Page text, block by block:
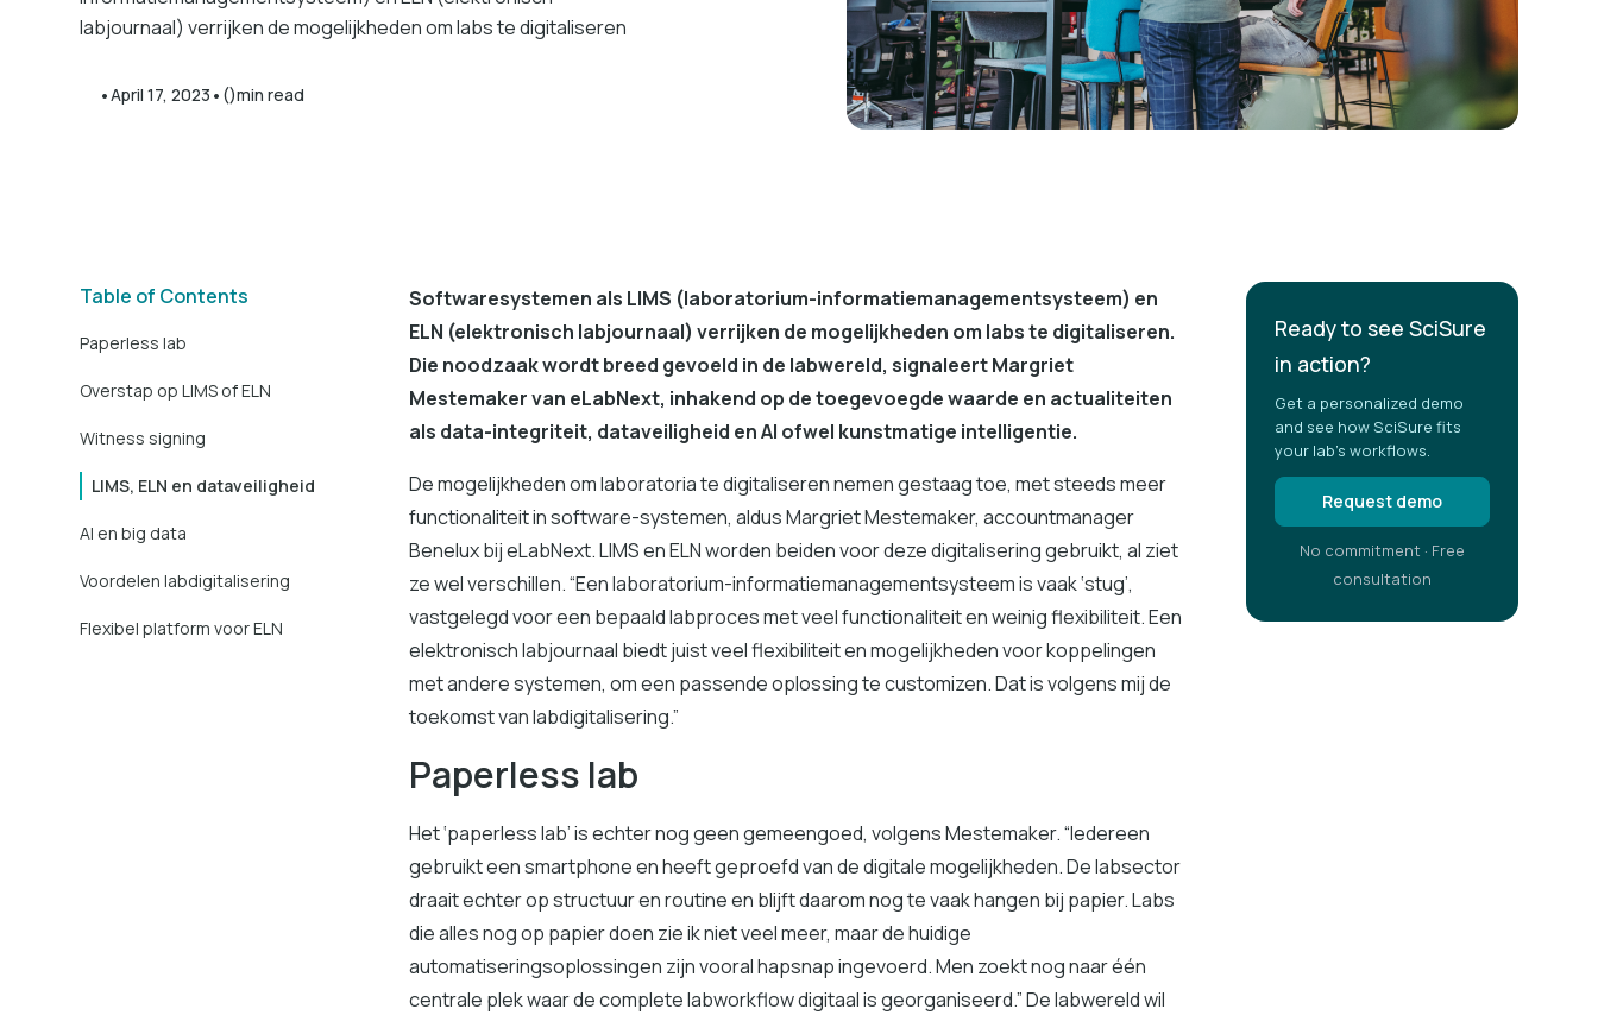
labjournaal) verrijken de mogelijkheden om labs te digitaliseren
•April 17, 2023 • ()min read
Table of Contents
Paperless lab
Overstap op LIMS of ELN
Witness signing
LIMS, ELN en dataveiligheid
AI en big data
Voordelen labdigitalisering
Flexibel platform voor ELN
Softwaresystemen als LIMS (laboratorium-informatiemanagementsysteem) en
ELN (elektronisch labjournaal) verrijken de mogelijkheden om labs te digitaliseren.
Die noodzaak wordt breed gevoeld in de labwereld, signaleert Margriet
Mestemaker van eLabNext, inhakend op de toegevoegde waarde en actualiteiten
als data-integriteit, dataveiligheid en AI ofwel kunstmatige intelligentie.
De mogelijkheden om laboratoria te digitaliseren nemen gestaag toe, met steeds meer
functionaliteit in software-systemen, aldus Margriet Mestemaker, accountmanager
Benelux bij eLabNext. LIMS en ELN worden beiden voor deze digitalisering gebruikt, al ziet
ze wel verschillen. “Een laboratorium-informatiemanagementsysteem is vaak ‘stug’,
vastgelegd voor een bepaald labproces met veel functionaliteit en weinig flexibiliteit. Een
elektronisch labjournaal biedt juist veel flexibiliteit en mogelijkheden voor koppelingen
met andere systemen, om een passende oplossing te customizen. Dat is volgens mij de
toekomst van labdigitalisering.”
Paperless lab
Het ‘paperless lab’ is echter nog geen gemeengoed, volgens Mestemaker. “Iedereen
gebruikt een smartphone en heeft geproefd van de digitale mogelijkheden. De labsector
draait echter op structuur en routine en blijft daarom nog te vaak hangen bij papier. Labs
die alles nog op papier doen zie ik niet veel meer, maar de huidige
automatiseringsoplossingen zijn vooral hapsnap ingevoerd. Men zoekt nog naar één
centrale plek waar de complete labworkflow digitaal is georganiseerd.” De labwereld wil
Ready to see SciSure
in action?
Get a personalized demo
and see how SciSure fits
your lab's workflows.
Request demo
No commitment · Free
consultation